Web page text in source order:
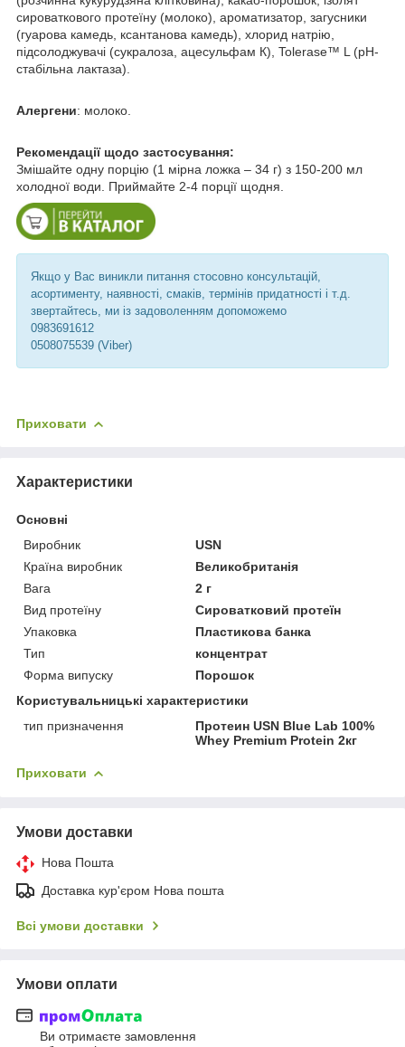
сироваткового протеїну (молоко), ароматизатор, загусники
(гуарова камедь, ксантанова камедь), хлорид натрію,
підсолоджувачі (сукралоза, ацесульфам К), Tolerase™ L (pH-
стабільна лактаза).
Алергени: молоко.
Рекомендації щодо застосування:
Змішайте одну порцію (1 мірна ложка – 34 г) з 150-200 мл
холодної води. Приймайте 2-4 порції щодня.
Якщо у Вас виникли питання стосовно консультацій,
асортименту, наявності, смаків, термінів придатності і т.д.
звертайтесь, ми із задоволенням допоможемо
0983691612
0508075539 (Viber)
Приховати
Характеристики
Основні
Виробник
USN
Країна виробник
Великобританія
Вага
2 г
Вид протеїну
Сироватковий протеїн
Упаковка
Пластикова банка
Тип
концентрат
Форма випуску
Порошок
Користувальницькі характеристики
тип призначення
Протеин USN Blue Lab 100%
Whey Premium Protein 2кг
Приховати
Умови доставки
Нова Пошта
Доставка кур'єром Нова пошта
Всі умови доставки
Умови оплати
Ви отримаєте замовлення